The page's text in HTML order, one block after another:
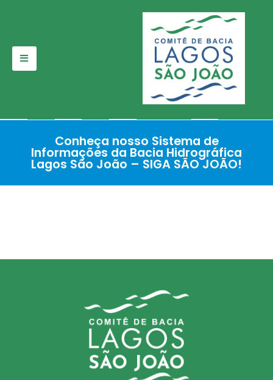
para
Conheça nosso Sistema de
Informações da Bacia Hidrográfica
Lagos São João – SIGA SÃO JOÃO!